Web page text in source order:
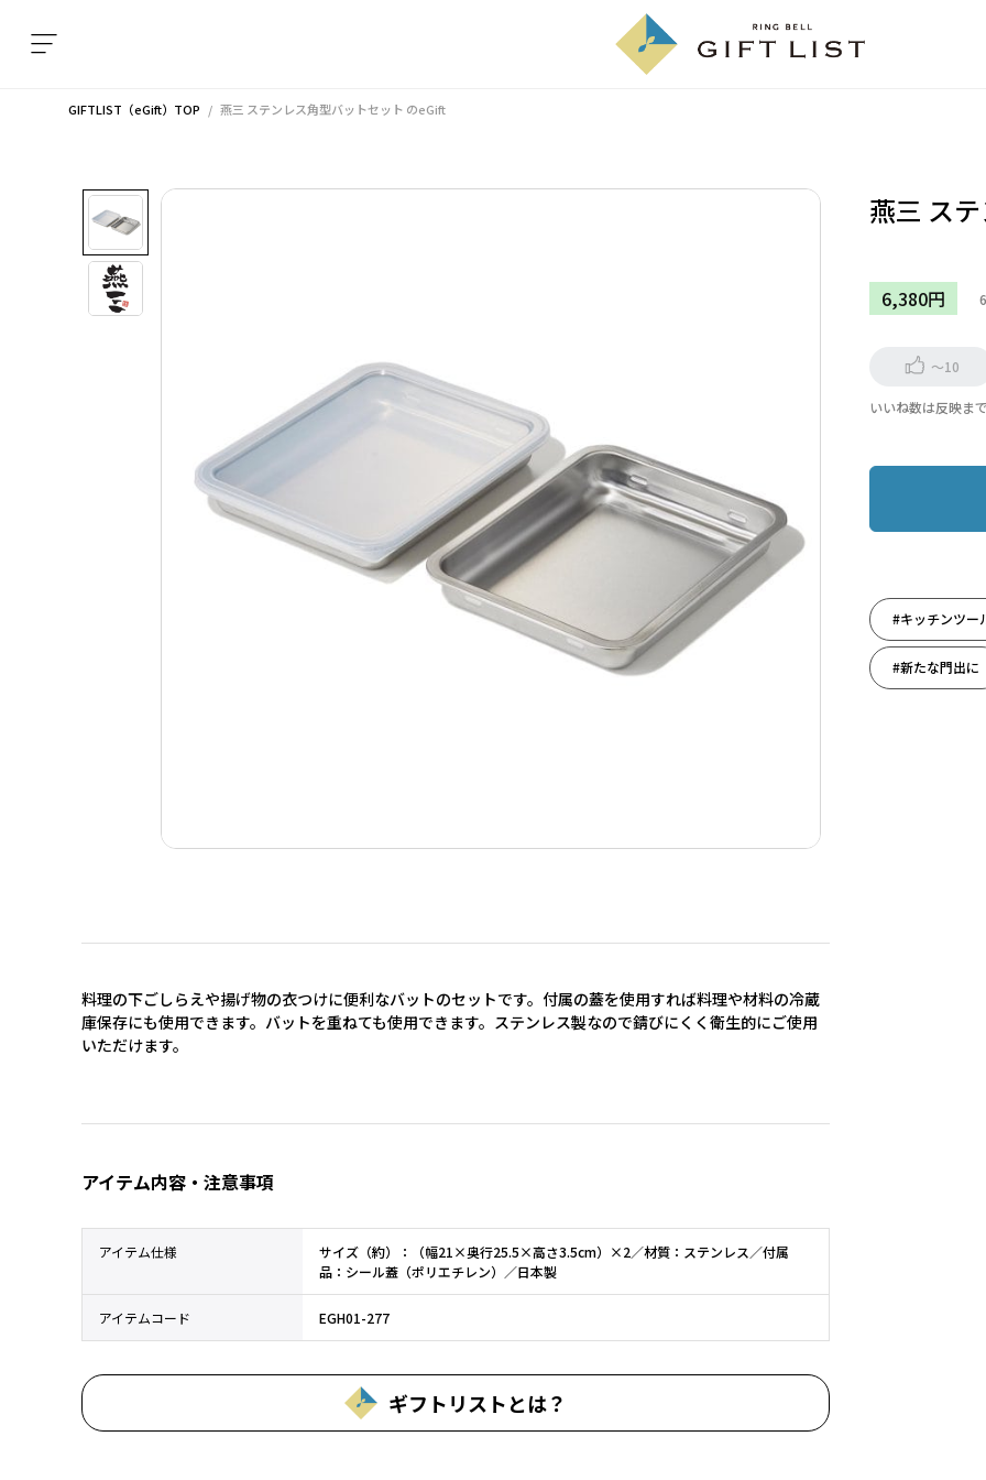
GIFTLIST（eGift）TOP 燕三 ステンレス角型バットセット のeGift
料理の下ごしらえや揚げ物の衣つけに便利なバットのセットです。付属の蓋を使用すれば料理や材料の冷蔵
庫保存にも使用できます。バットを重ねても使用できます。ステンレス製なので錆びにくく衛生的にご使用
いただけます。
アイテム内容・注意事項
アイテム仕様
サイズ（約）：（幅21×奥行25.5×高さ3.5cm）×2／材質：ステンレス／付属
品：シール蓋（ポリエチレン）／日本製
アイテムコード EGH01-277
ギフトリストとは？
燕三 ス
6,380円
～10
いいね数は反映ま
#キッチンツー
#新たな門出に